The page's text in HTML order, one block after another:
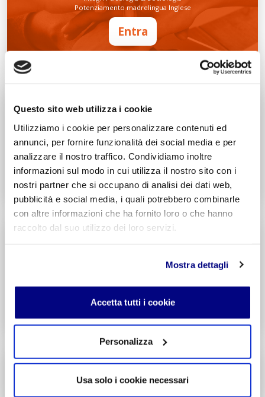
Questo sito web utilizza i cookie
Utilizziamo i cookie per personalizzare contenuti ed
annunci, per fornire funzionalità dei social media e per
analizzare il nostro traffico. Condividiamo inoltre
informazioni sul modo in cui utilizza il nostro sito con i
nostri partner che si occupano di analisi dei dati web,
pubblicità e social media, i quali potrebbero combinarle
con altre informazioni che ha fornito loro o che hanno
raccolto dal suo utilizzo dei loro servizi.
Mostra dettagli
Accetta tutti i cookie
Personalizza
Usa solo i cookie necessari
Potenziamento madrelingua Inglese
Entra
Turismo
Integr. Marketing & Comunicazione
Potenziamento madrelingua Inglese
Entra
Decreto di Parità Scolastica N. 1139
Codice Meccanografico: MITNUQ500H
Tecnico Tecnologico
Informatico
Potenziamento madrelingua Inglese
Entra
Codice Meccanografico: MITF005006
LiceoScientifico
Potenziamento madrelingua Inglese